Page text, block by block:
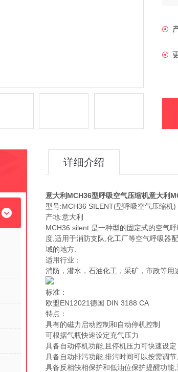
详细介绍
意大利MCH36型呼吸空气压缩机意大利
型号:MCH36 SILENT(型呼吸空气压缩机)
产地:意大利
MCH36 silent 是一种型的固定式的空气
度,适用于消防支队,化工厂等空气呼吸器
域的地方.
适用行业：
消防，潜水，石油化工，采矿，市政等用
标准：
欧盟EN12021德国 DIN 3188 CA
特点：
具有的磁力启动控制和自动停机控制
可根据气瓶快速设定充气压力
具备自动停机功能,且停机压力可快速设定
具备自动排污功能,排污时间可以按需调
具备反相缺相保护和低油位保护提醒功能